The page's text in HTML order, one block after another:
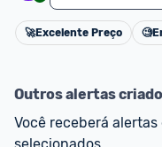
adquirindo o
oferta do
E lembre-se: você
comunidade para
🚀Excelente Preço 🧐
Outros alertas
Você receberá